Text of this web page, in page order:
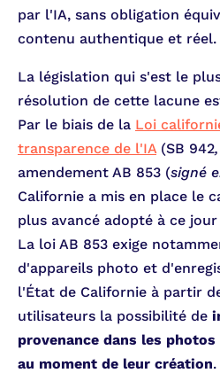
par l'IA, sans obligation
contenu authentique et réel.
La législation qui s'est le
résolution de cette lacune
Par le biais de la Loi
transparence de l'IA(SB 942
amendement AB 853 (signé
Californie a mis en place le
plus avancé adopté à ce
La loi AB 853 exige
d'appareils photo et
l'État de Californie à partir
utilisateurs la possibilité de
provenance dans les
au moment de leur création